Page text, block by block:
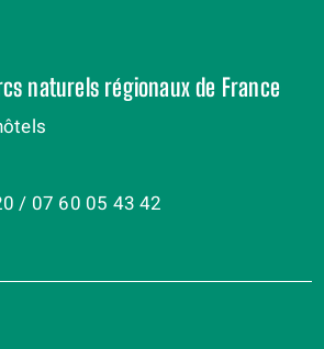
naturels régionaux de France
/ 07 60 05 43 42